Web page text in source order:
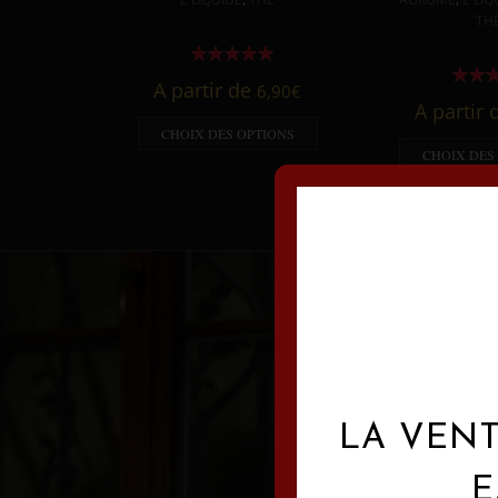
A partir de 6,90€
CHOIX DES OPTIONS
A partir
CHOIX DES
LA